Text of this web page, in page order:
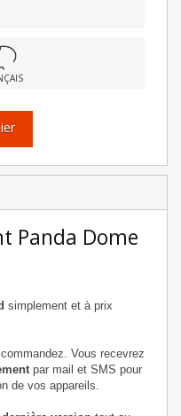
Dome
simplement et à prix
Vous recevrez
par mail et SMS pour
de vos appareils.